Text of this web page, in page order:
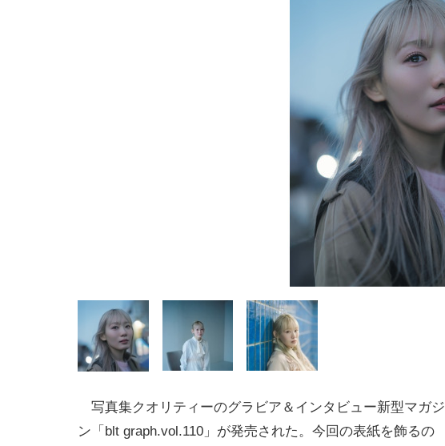
写真集クオリティーのグラビア＆インタビュー新型マガジ
ン「blt graph.vol.110」が発売された。今回の表紙を飾るの